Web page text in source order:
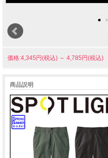
価格:4,345円(税込) ～ 4,785円(税込)
商品説明